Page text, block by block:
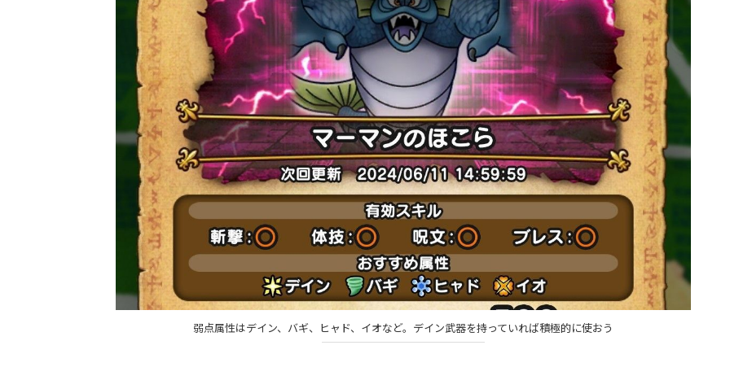
弱点属性はデイン、バギ、ヒャド、イオなど。デイン武器を持っていれば積極的に使おう